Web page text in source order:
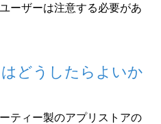
ーザーは注意する必要があ
どうしたらよいか
ティー製のアプリストアの